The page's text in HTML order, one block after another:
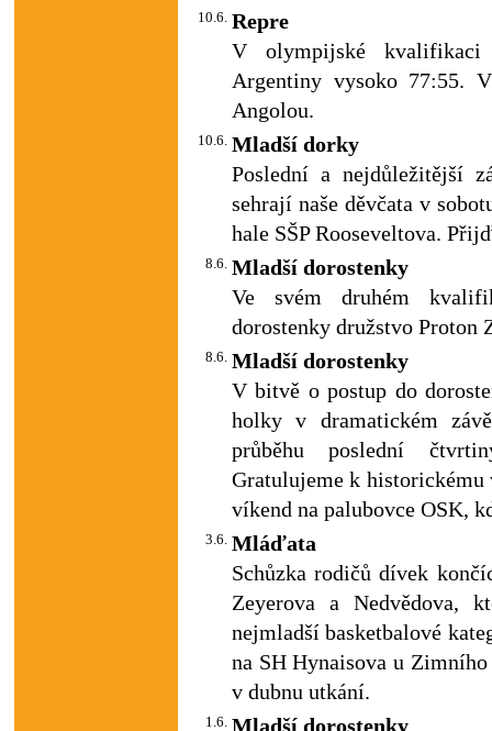
10.6. Repre
V olympijské kvalifikaci
Argentiny vysoko 77:55.
Angolou.
10.6. Mladší dorky
Poslední a nejdůležitější
sehrají naše děvčata v
hale SŠP Rooseveltova.
8.6. Mladší dorostenky
Ve svém druhém
dorostenky družstvo Proton
8.6. Mladší dorostenky
V bitvě o postup do
holky v dramatickém
průběhu poslední
Gratulujeme k
víkend na palubovce OSK,
3.6. Mláďata
Schůzka rodičů dívek
Zeyerova a Nedvědova,
nejmladší basketbalové
na SH Hynaisova u
v dubnu utkání.
1.6. Mladší dorostenky